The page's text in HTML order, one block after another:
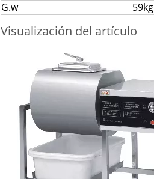
G.w
59kg
Visualización del artículo